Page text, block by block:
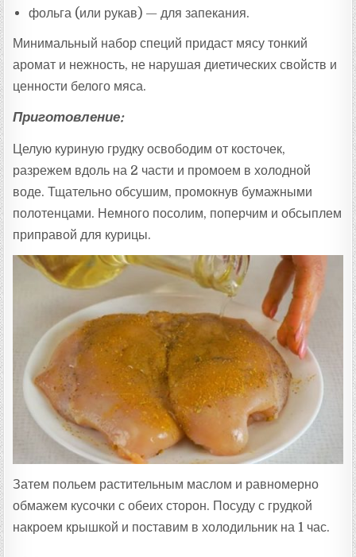
фольга (или рукав) — для запекания.
Минимальный набор специй придаст мясу тонкий
аромат и нежность, не нарушая диетических свойств и
ценности белого мяса.
Приготовление:
Целую куриную грудку освободим от косточек,
разрежем вдоль на 2 части и промоем в холодной
воде. Тщательно обсушим, промокнув бумажными
полотенцами. Немного посолим, поперчим и обсыплем
приправой для курицы.
Затем польем растительным маслом и равномерно
обмажем кусочки с обеих сторон. Посуду с грудкой
накроем крышкой и поставим в холодильник на 1 час.